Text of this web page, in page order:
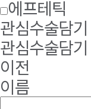
에프테틱
관심수술담기
관심수술담기
이전
이름